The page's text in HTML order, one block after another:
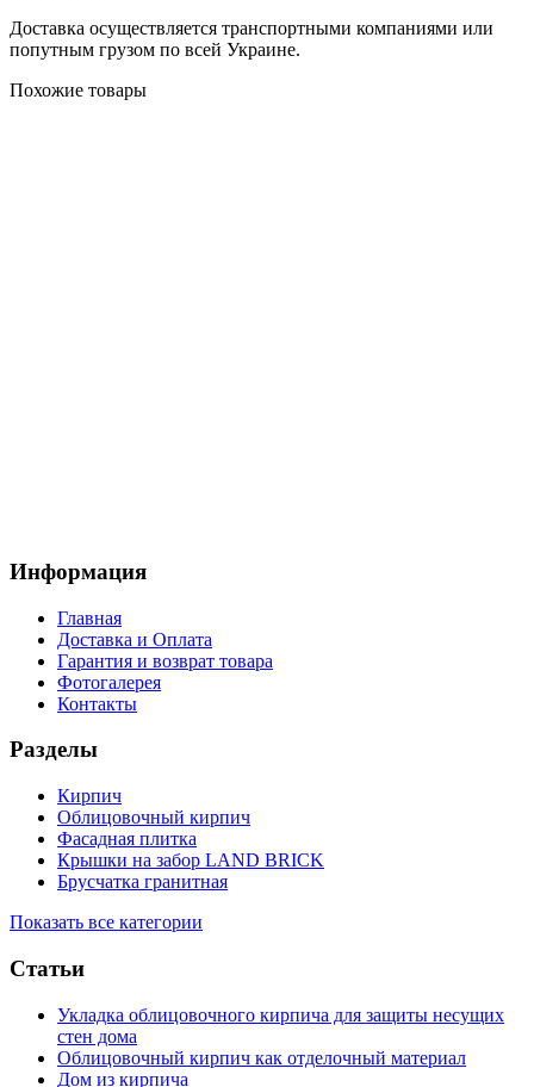
Доставка осуществляется транспортными компаниями или
попутным грузом по всей Украине.
Похожие товары
Информация
Главная
Доставка и Оплата
Гарантия и возврат товара
Фотогалерея
Контакты
Разделы
Кирпич
Облицовочный кирпич
Фасадная плитка
Крышки на забор LAND BRICK
Брусчатка гранитная
Показать все категории
Статьи
Укладка облицовочного кирпича для защиты несущих
стен дома
Облицовочный кирпич как отделочный материал
Дом из кирпича